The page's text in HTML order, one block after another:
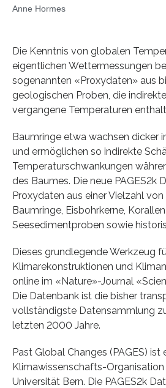
Anne Hormes
Die Kenntnis von globalen
eigentlichen Wettermessungen
sogenannten «Proxydaten» aus
geologischen Proben, die
vergangene Temperaturen
Baumringe etwa wachsen dicker
und ermöglichen so indirekte
Temperaturschwankungen
des Baumes. Die neue PAGES2k
Proxydaten aus einer Vielzahl
Baumringe, Eisbohrkerne,
Seesedimentproben sowie
Dieses grundlegende Werkzeug
Klimarekonstruktionen und
online im «Nature»-Journal
Die Datenbank ist die bisher
vollständigste Datensammlung
letzten 2000 Jahre.
Past Global Changes (PAGES) ist
Klimawissenschafts-
Universität Bern. Die PAGES2k